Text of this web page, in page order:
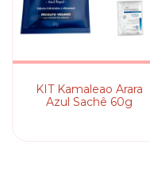
KIT Kamaleao Arara
Azul Sachê 60g